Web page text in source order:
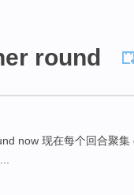
round
now 现在每个回合聚